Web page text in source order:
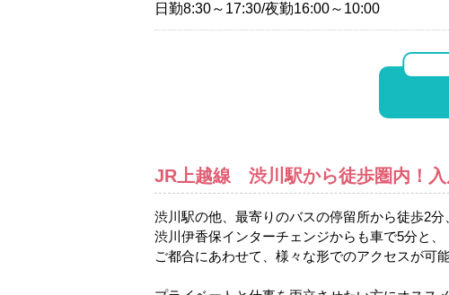
日勤8:30～17:30/夜勤16:00～10:00
JR上越線 渋川駅から徒歩圏内！入
渋川駅の他、最寄りのバスの停留所から徒歩2分
渋川伊香保インターチェンジからも車で5分と、
ご都合にあわせて、様々な形でのアクセスが可能